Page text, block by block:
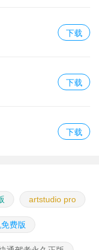
下载
下载
下载
artstudio pro
费版